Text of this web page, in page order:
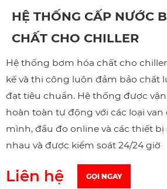
HỆ THỐNG CẤP NƯỚC
CHẤT CHO CHILLER
Hệ thống bơm hóa chất cho
kế và thi công luôn đảm bảo chất
đạt tiêu chuẩn. Hệ thống được
hoàn toàn tự động với các loại
mình, đầu đo online và các thiết
nhau và được kiểm soát 24/24 giờ
Liên hệ GỌI NGAY